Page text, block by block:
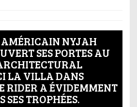
AMÉRICAIN NYJAH
SES PORTES AU
LA VILLA DANS
RIDER A ÉVIDEMMENT
SES TROPHÉES.